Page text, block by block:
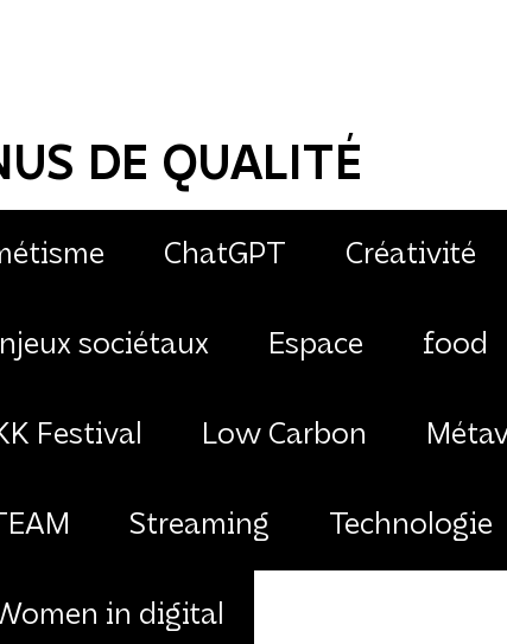
DE QUALITÉ
ChatGPT Créativité
sociétaux Espace food
Festival Low Carbon
Streaming Technologie
in digital